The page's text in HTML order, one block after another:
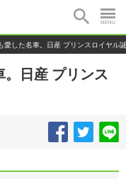
愛した名車。日産 プリンスロイヤル
日産 プリンス